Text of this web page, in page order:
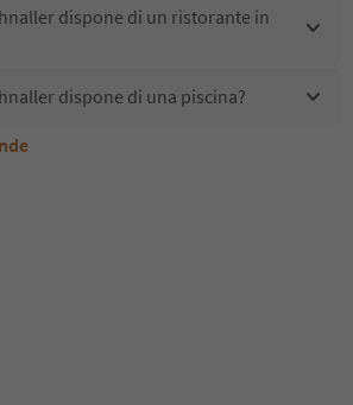
dispone di un ristorante in
dispone di una piscina?
accetta animali domestici?
disponibili presso
Fischnaller ricevono l'Alto